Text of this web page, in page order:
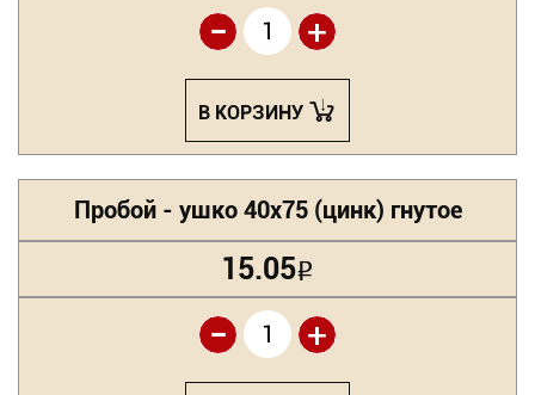
+
-
В КОРЗИНУ
Пробой - ушко 40х75 (цинк) гнутое
15.05Р
+
-